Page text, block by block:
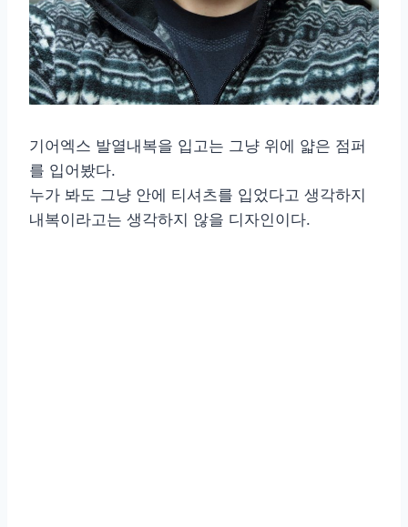
기어엑스 발열내복을 입고는 그냥 위에 얇은 점퍼
를 입어봤다.
누가 봐도 그냥 안에 티셔츠를 입었다고 생각하지
내복이라고는 생각하지 않을 디자인이다.